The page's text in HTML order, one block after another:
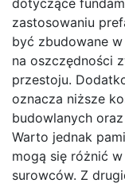
dotyczące
zastosowaniu
być zbudowane
na oszczędności
przestoju.
oznacza niższe
budowlanych
Warto jednak
mogą się różnić
surowców. Z